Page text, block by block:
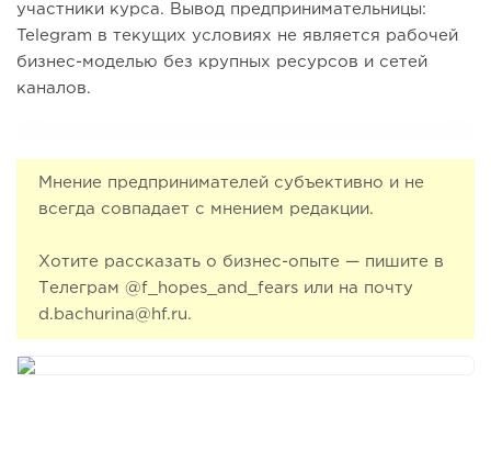
участники курса. Вывод предпринимательницы:
Telegram в текущих условиях не является рабочей
бизнес-моделью без крупных ресурсов и сетей
каналов.
Мнение предпринимателей субъективно и не
всегда совпадает с мнением редакции.
Хотите рассказать о бизнес-опыте — пишите в
Телеграм @f_hopes_and_fears или на почту
d.bachurina@hf.ru.